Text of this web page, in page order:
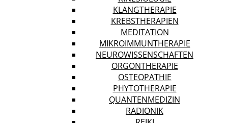
KLANGTHERAPIE
KREBSTHERAPIEN
MEDITATION
MIKROIMMUNTHERAPIE
NEUROWISSENSCHAFTEN
ORGONTHERAPIE
OSTEOPATHIE
PHYTOTHERAPIE
QUANTENMEDIZIN
RADIONIK